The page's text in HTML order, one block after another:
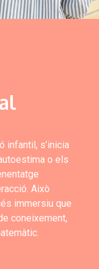
infantil, s’inicia
o els
Això
immersiu que
coneixement,